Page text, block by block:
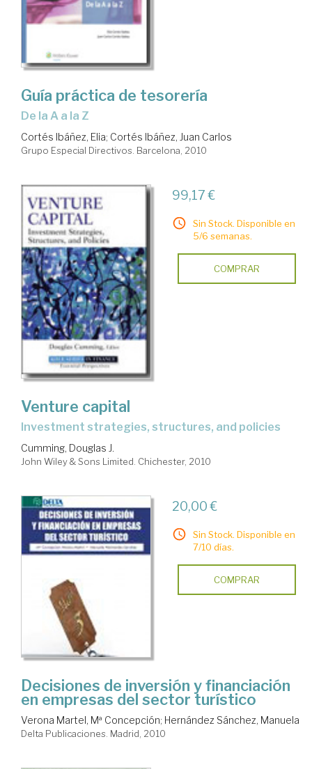
Guía práctica de tesorería
de la A a la Z
Cortés Ibáñez, Elia; Cortés Ibáñez, Juan Carlos
Grupo Especial Directivos. Barcelona, 2010
99,17 €
Sin Stock. Disponible en
5/6 semanas.
COMPRAR
Venture capital
investment strategies, structures, and policies
Cumming, Douglas J.
John Wiley & Sons Limited. Chichester, 2010
20,00 €
Sin Stock. Disponible en
7/10 días.
COMPRAR
Decisiones de inversión y financiación
en empresas del sector turístico
Verona Martel, Mª Concepción; Hernández Sánchez, Manuela
Delta Publicaciones. Madrid, 2010